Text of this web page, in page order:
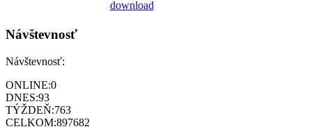
Návštevnosť
Návštevnosť:
ONLINE:0
DNES:93
TÝŽDEŇ:763
CELKOM:897682